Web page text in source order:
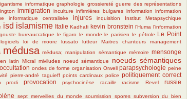
informatique graphologie grossiereté guerre des représentations
immigration inculture infirmières bulgares information information
informatique centralisée injures inquisition
Institut Metapsychique
isd islamisme Italie Kadhafi kevin bronstein l'Huma l'information
bureaucratique le figaro le monde le parisien le pétrole Le Point
logiciels loi de moore lussato lutteur Maitres chanteurs management
médusa médusa; manipulation sémantique mémoire mensonge
latin Micral miviludes noeud sémantique noeuds sémantiques
occultation ondes de forme organisation Orwell parapsychologie peine
pierre-andré taguieff points cardinaux police politiquement correct
prodi provocation psychocinèse racaille racisme Revel russie
sept merveilles du monde soumission spores subversion du bien